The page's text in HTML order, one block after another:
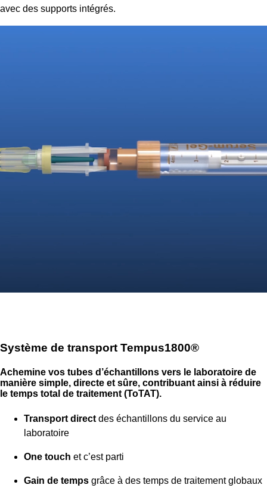
avec des supports intégrés.
Système de transport Tempus1800®
Achemine vos tubes d’échantillons vers le laboratoire de
manière simple, directe et sûre, contribuant ainsi à réduire
le temps total de traitement (ToTAT).
Transport direct des échantillons du service au
laboratoire
One touch et c’est parti
Gain de temps grâce à des temps de traitement globaux